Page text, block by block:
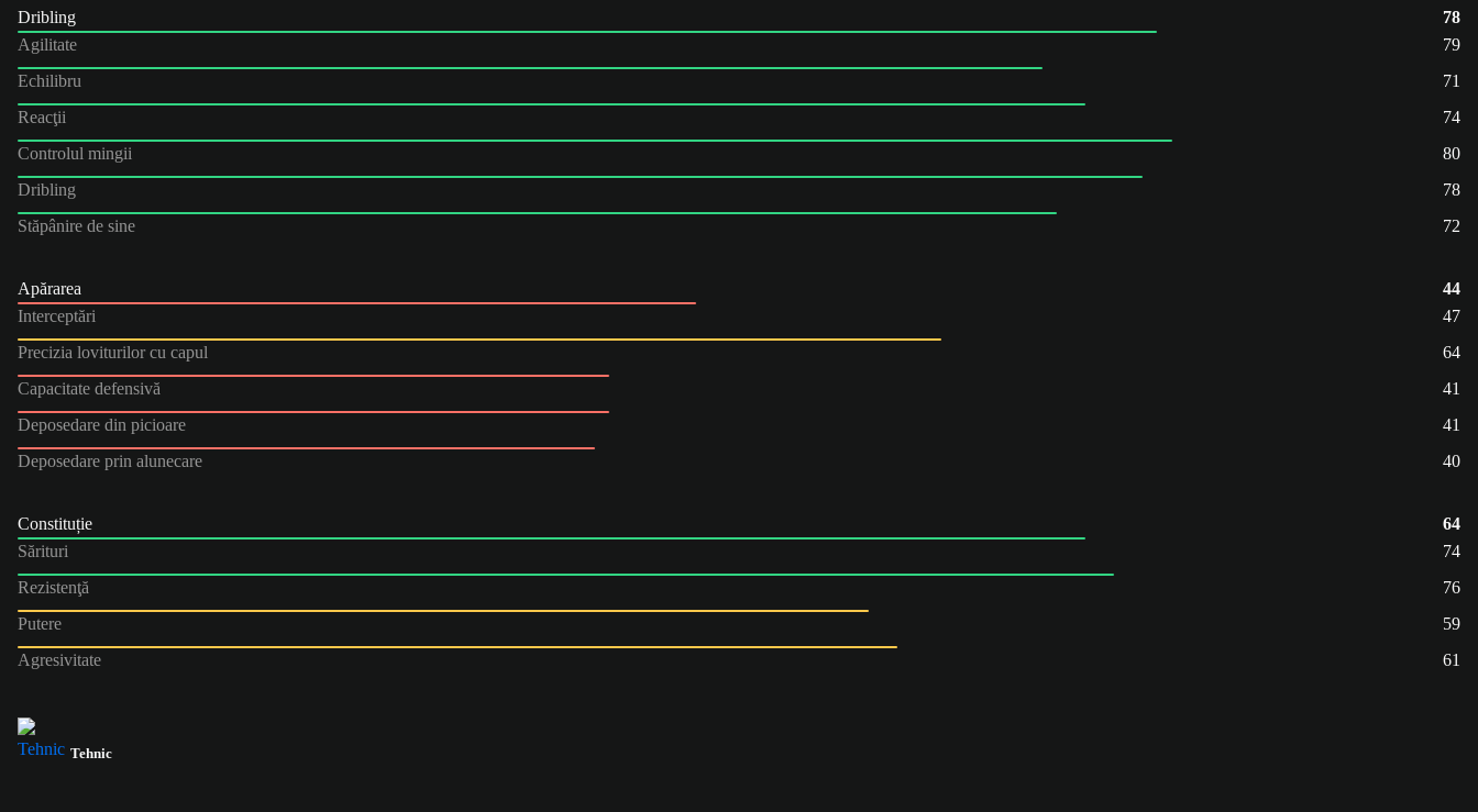
Dribling
78
Agilitate
79
Echilibru
71
Reacţii
74
Controlul mingii
80
Dribling
78
Stăpânire de sine
72
Apărarea
44
Interceptări
47
Precizia loviturilor cu capul
64
Capacitate defensivă
41
Deposedare din picioare
41
Deposedare prin alunecare
40
Constituție
64
Sărituri
74
Rezistenţă
76
Putere
59
Agresivitate
61
Tehnic